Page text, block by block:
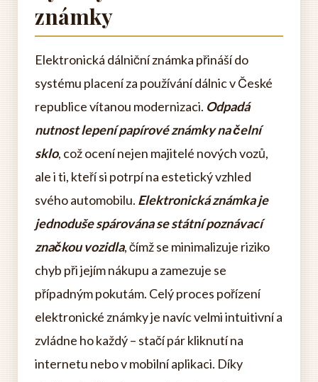
známky
Elektronická dálniční známka přináší do
systému placení za používání dálnic v České
republice vítanou modernizaci. Odpadá
nutnost lepení papírové známky na čelní
sklo, což ocení nejen majitelé nových vozů,
ale i ti, kteří si potrpí na estetický vzhled
svého automobilu. Elektronická známka je
jednoduše spárována se státní poznávací
značkou vozidla, čímž se minimalizuje riziko
chyb při jejím nákupu a zamezuje se
případným pokutám. Celý proces pořízení
elektronické známky je navíc velmi intuitivní a
zvládne ho každý – stačí pár kliknutí na
internetu nebo v mobilní aplikaci. Díky